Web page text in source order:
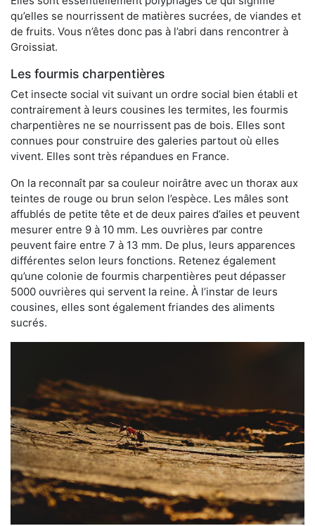
qu’elles se nourrissent de matières sucrées, de viandes et
de fruits. Vous n’êtes donc pas à l’abri dans rencontrer à
Groissiat.
Les fourmis charpentières
Cet insecte social vit suivant un ordre social bien établi et
contrairement à leurs cousines les termites, les fourmis
charpentières ne se nourrissent pas de bois. Elles sont
connues pour construire des galeries partout où elles
vivent. Elles sont très répandues en France.
On la reconnaît par sa couleur noirâtre avec un thorax aux
teintes de rouge ou brun selon l’espèce. Les mâles sont
affublés de petite tête et de deux paires d’ailes et peuvent
mesurer entre 9 à 10 mm. Les ouvrières par contre
peuvent faire entre 7 à 13 mm. De plus, leurs apparences
différentes selon leurs fonctions. Retenez également
qu’une colonie de fourmis charpentières peut dépasser
5000 ouvrières qui servent la reine. À l’instar de leurs
cousines, elles sont également friandes des aliments
sucrés.